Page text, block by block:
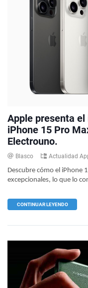
Apple presenta el
iPhone 15 Pro
Electrouno.
Blasco Actualidad
Descubre cómo el iPhone
excepcionales, lo que lo
CONTINUAR LEYENDO